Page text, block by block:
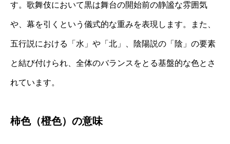
す。歌舞伎において黒は舞台の開始前の静謐な雰囲気
や、幕を引くという儀式的な重みを表現します。また、
五行説における「水」や「北」、陰陽説の「陰」の要素
と結び付けられ、全体のバランスをとる基盤的な色とさ
れています。
柿色（橙色）の意味